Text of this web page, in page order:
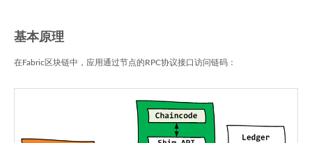
基本原理
在Fabric区块链中，应用通过节点的RPC协议接口访问链码：